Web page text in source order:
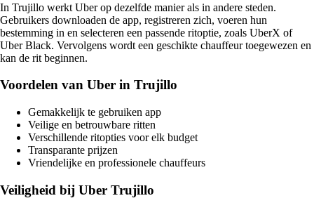
In Trujillo werkt Uber op dezelfde manier als in andere steden.
Gebruikers downloaden de app, registreren zich, voeren hun
bestemming in en selecteren een passende ritoptie, zoals UberX of
Uber Black. Vervolgens wordt een geschikte chauffeur toegewezen en
kan de rit beginnen.
Voordelen van Uber in Trujillo
Gemakkelijk te gebruiken app
Veilige en betrouwbare ritten
Verschillende ritopties voor elk budget
Transparante prijzen
Vriendelijke en professionele chauffeurs
Veiligheid bij Uber Trujillo